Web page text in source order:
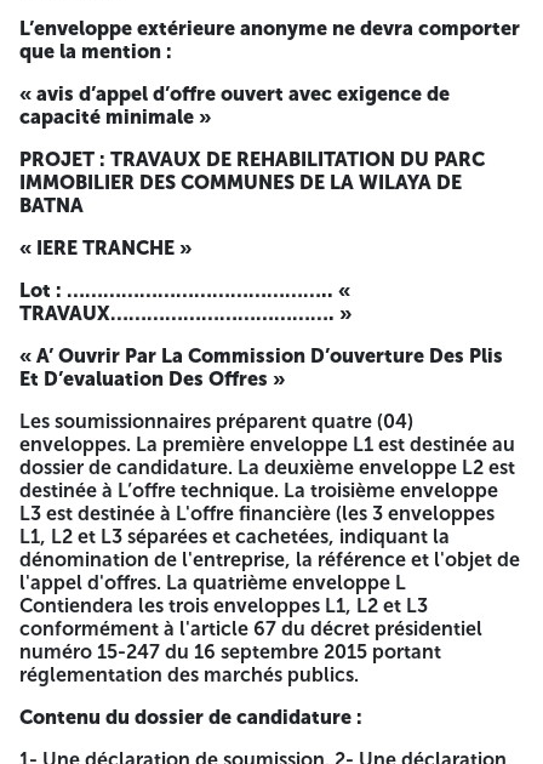
24
LOGEMENTS
BOUZOUARE A
Travaux de
CITE 180
LOGEMENTS
BOUZOUARE A
BATNA ILOT 02
peinture
TERRAIN MAAREF
27
CITE 168
LOGEMENTS CPA-
Travaux de
peinture
28
CITE 40
LOGEMENTS A
BATNA
Travaux de
29
CITE 46
LOGEMENTS
EDUCATION A
BATNA
Travaux de
peinture
30
CITE 30
LOGEMENTS
EDUCATION A
BATNA
Travaux de
peinture
31
SALLE
D'EXPOSITION
ASHAR CENTRE-
Travaux de
peinture +
réflection
L’enveloppe extérieure anonyme ne devra comporter
que la mention :
« avis d’appel d’offre ouvert avec exigence de
capacité minimale »
PROJET : TRAVAUX DE REHABILITATION DU PARC
IMMOBILIER DES COMMUNES DE LA WILAYA DE
BATNA
« IERE TRANCHE »
Lot : …………………………………….. «
TRAVAUX………………………………. »
« A’ Ouvrir Par La Commission D’ouverture Des Plis
Et D’evaluation Des Offres »
Les soumissionnaires préparent quatre (04)
enveloppes. La première enveloppe L1 est destinée au
dossier de candidature. La deuxième enveloppe L2 est
destinée à L’offre technique. La troisième enveloppe
L3 est destinée à L'offre financière (les 3 enveloppes
L1, L2 et L3 séparées et cachetées, indiquant la
dénomination de l'entreprise, la référence et l'objet de
l'appel d'offres. La quatrième enveloppe L
Contiendera les trois enveloppes L1, L2 et L3
conformément à l'article 67 du décret présidentiel
numéro 15-247 du 16 septembre 2015 portant
réglementation des marchés publics.
Contenu du dossier de candidature :